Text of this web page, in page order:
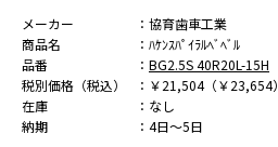
メーカー
協育歯車工業
商品名
ﾊｹﾝｽﾊﾟｲﾗﾙﾍﾞﾍﾞﾙ
品番
BG2.5S 40R20L-15H
税別価格（税込）
￥21,504（￥23,654）
在庫
なし
納期
4日～5日